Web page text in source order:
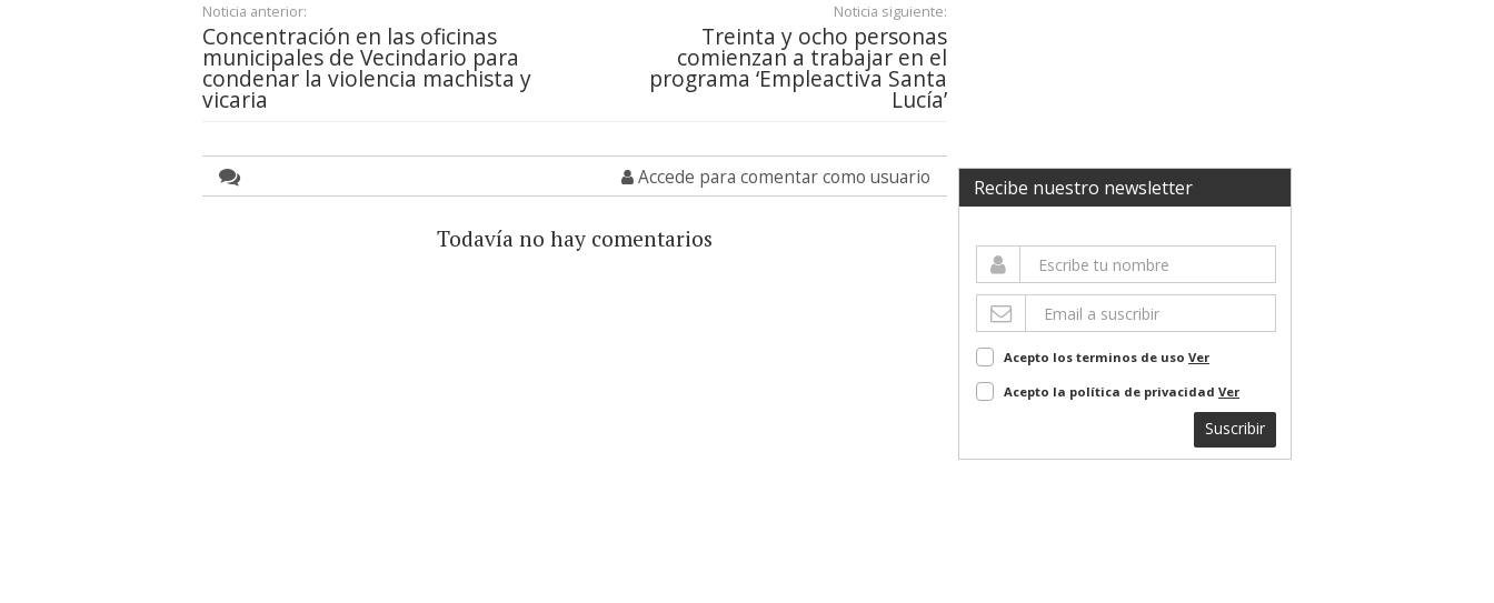
Noticia anterior:
Concentración en las oficinas
municipales de Vecindario para
condenar la violencia machista y
vicaria
Noticia siguiente:
Treinta y ocho personas
comienzan a trabajar en el
programa ‘Empleactiva Santa
Lucía’
Accede para comentar como usuario
Todavía no hay comentarios
Recibe nuestro newsletter
Acepto los terminos de uso Ver
Acepto la política de privacidad Ver
Suscribir